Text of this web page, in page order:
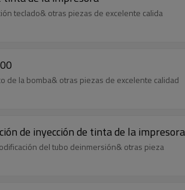
teclado& otras piezas de excelente calida
de la bomba& otras piezas de excelente calidad
de inyección de tinta de la impresora
del tubo deinmersión& otras pieza